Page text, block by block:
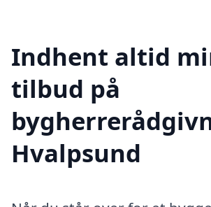
Indhent altid
tilbud på
Hvalpsund